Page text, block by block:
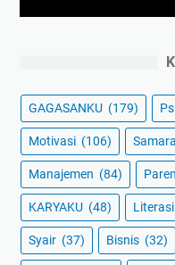
GAGASANKU (179)
Motivasi (106) Samara
Manajemen (84)
KARYAKU (48) Literasi
Syair (37) Bisnis (32)